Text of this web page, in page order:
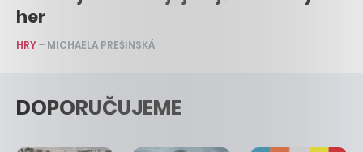
her
HRY– MICHAELA PREŠINSKÁ
DOPORUČUJEME